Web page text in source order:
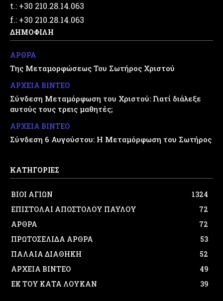
t.: +30 210.28.14.063
f.: +30 210.28.14.063
ΔΗΜΟΦΙΛΗ
ΑΡΘΡΑ
Της Μεταμορφώσεως Του Σωτήρος Χριστού
ΑΡΧΕΙΑ ΒΙΝΤΕΟ
Σύνδεση Μεταμόρφωση του Χριστού: Γιατί διάλεξε
αυτούς τους τρεις μαθητές;
ΑΡΧΕΙΑ ΒΙΝΤΕΟ
Σύνδεση 6 Αυγούστου: Η Μεταμόρφωση του Σωτήρος
ΚΑΤΗΓΟΡΙΕΣ
ΒΙΟΙ ΑΓΙΩΝ
1324
ΕΠΙΣΤΟΛΑΙ ΑΠΟΣΤΟΛΟΥ ΠΑΥΛΟΥ
72
ΑΡΘΡΑ
72
ΠΡΩΤΟΣΕΛΙΔΑ ΑΡΘΡΑ
53
ΠΑΛΑΙΑ ΔΙΑΘΗΚΗ
52
ΑΡΧΕΙΑ ΒΙΝΤΕΟ
49
ΕΚ ΤΟΥ ΚΑΤΑ ΛΟΥΚΑΝ
39